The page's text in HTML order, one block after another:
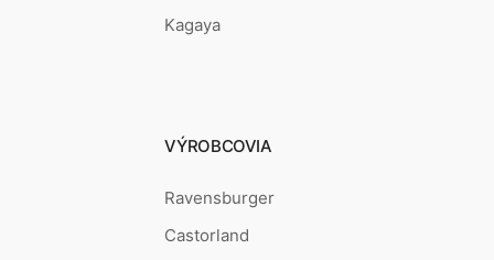
Kagaya
VÝROBCOVIA
Ravensburger
Castorland